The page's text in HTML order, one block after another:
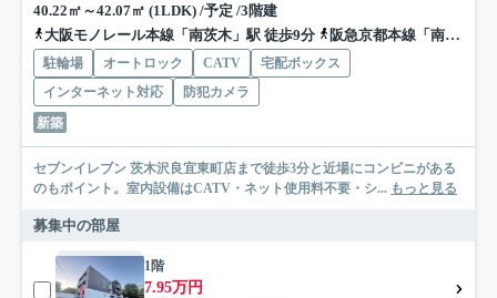
40.22㎡～42.07㎡ (1LDK) /予定 /3階建
大阪モノレール本線「南茨木」駅 徒歩9分
阪急京都本線「南茨木」駅 徒歩9分
駐輪場 オートロック CATV
宅配ボックス
インターネット対応
防犯カメラ
新築
セブンイレブン 茨木沢良宜東町店まで徒歩3分と近場にコンビニがある
のもポイント。室内設備はCATV・ネット使用料不要・シ... もっと見る
募集中の部屋
1階
7.95万円